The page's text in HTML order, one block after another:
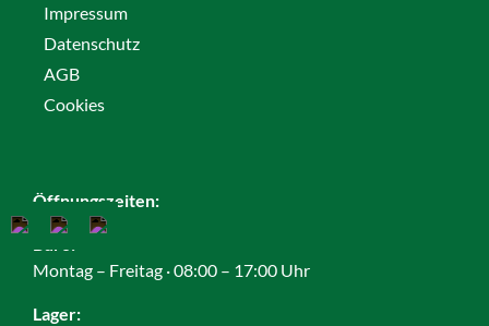
Impressum
Datenschutz
AGB
Cookies
Öffnungszeiten:
Montag – Freitag · 08:00 – 17:00 Uhr
Lager: